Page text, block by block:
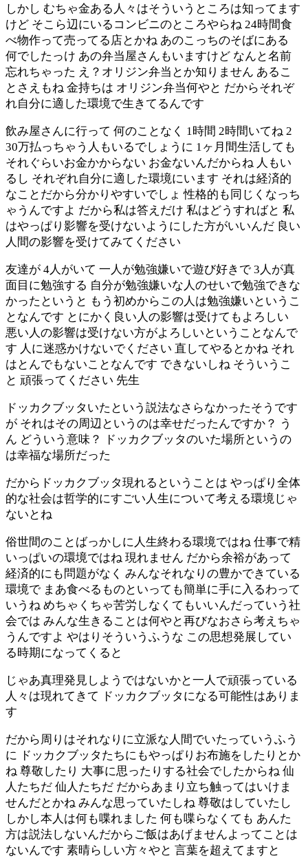
しかし むちゃ金ある人々はそういうところは知ってます
けど そこら辺にいるコンビニのところやらね 24時間食
べ物作って売ってる店とかね あのこっちのそばにある
何でしたっけ あの弁当屋さんもいますけど なんと名前
忘れちゃった え？オリジン弁当とか知りません あるこ
とさえもね 金持ちは オリジン弁当何やと だからそれぞ
れ自分に適した環境で生きてるんです
飲み屋さんに行って 何のことなく 1時間 2時間いてね 2
30万払っちゃう人もいるでしょうに 1ヶ月間生活しても
それぐらいお金かからない お金ないんだからね 人もい
るし それぞれ自分に適した環境にいます それは経済的
なことだから分かりやすいでしょ 性格的も同じくなっち
ゃうんですよ だから私は答えだけ 私はどうすればと 私
はやっぱり影響を受けないようにした方がいいんだ 良い
人間の影響を受けてみてください
友達が 4人がいて 一人が勉強嫌いで遊び好きで 3人が真
面目に勉強する 自分が勉強嫌いな人のせいで勉強できな
かったというと もう初めからこの人は勉強嫌いというこ
となんです とにかく良い人の影響は受けてもよろしい
悪い人の影響は受けない方がよろしいということなんで
す 人に迷惑かけないでください 直してやるとかね それ
はとんでもないことなんです できないしね そういうこ
と 頑張ってください 先生
ドッカクブッタいたという説法なさらなかったそうです
が それはその周辺というのは幸せだったんですか？ う
ん どういう意味？ ドッカクブッタのいた場所というの
は幸福な場所だった
だからドッカクブッタ現れるということは やっぱり全体
的な社会は哲学的にすごい人生について考える環境じゃ
ないとね
俗世間のことばっかしに人生終わる環境ではね 仕事で精
いっぱいの環境ではね 現れません だから余裕があって
経済的にも問題がなく みんなそれなりの豊かできている
環境で まあ食べるものといっても簡単に手に入るわって
いうね めちゃくちゃ苦労しなくてもいいんだっていう社
会では みんな生きることは何やと再びなおさら考えちゃ
うんですよ やはりそういうふうな この思想発展してい
る時期になってくると
じゃあ真理発見しようではないかと一人で頑張っている
人々は現れてきて ドッカクブッタになる可能性はありま
す
だから周りはそれなりに立派な人間でいたっていうふう
に ドッカクブッタたちにもやっぱりお布施をしたりとか
ね 尊敬したり 大事に思ったりする社会でしたからね 仙
人たちだ 仙人たちだ だからあまり立ち触ってはいけま
せんだとかね みんな思っていたしね 尊敬はしていたし
しかし本人は何も喋れました 何も喋らなくても あんた
方は説法しないんだからご飯はあげませんよってことは
ないんです 素晴らしい方々やと 言葉を超えてますと